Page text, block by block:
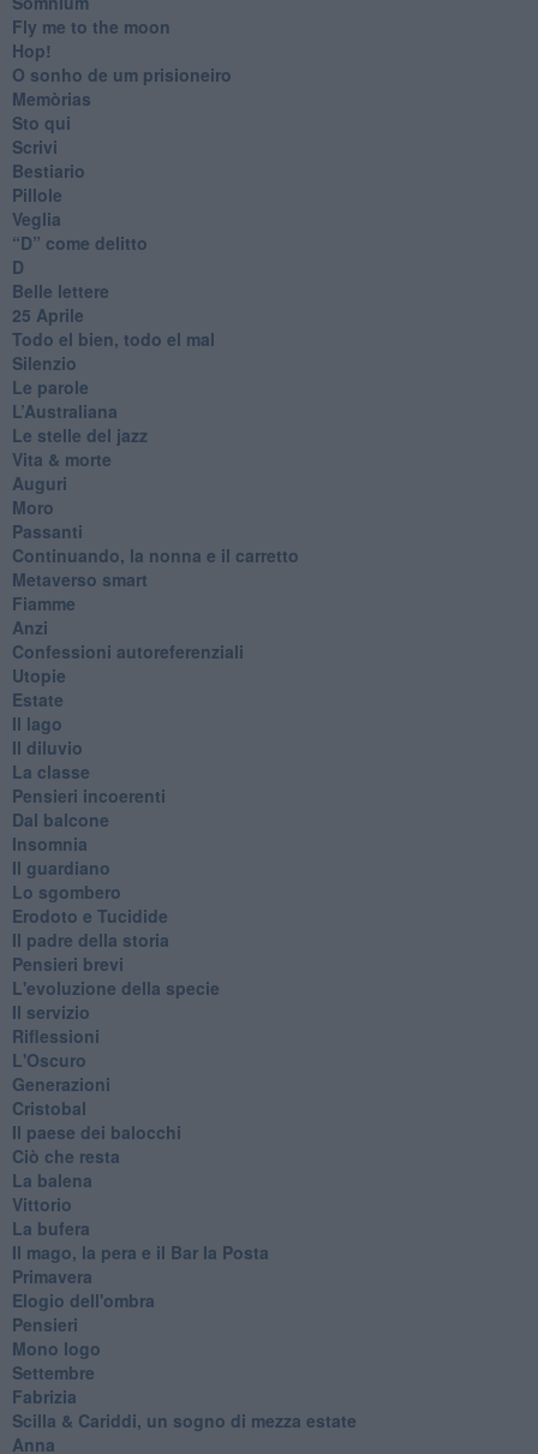
Fly me to the moon
Hop!
O sonho de um prisioneiro
Memòrias
Sto qui
Scrivi
Bestiario
Pillole
Veglia
​“D” come delitto
D
Belle lettere
25 Aprile
Todo el bien, todo el mal
Silenzio
Le parole
​L’Australiana
Le stelle del jazz
Vita & morte
Auguri
Moro
Passanti
Continuando, la nonna e il carretto
Metaverso smart
Fiamme
Anzi
Confessioni autoreferenziali
Utopie
Estate
Il lago
Il diluvio
La classe
Pensieri incoerenti
Dal balcone
Insomnia
Il guardiano
Lo sgombero
Erodoto e Tucidide
Il padre della storia
Pensieri brevi
L'evoluzione della specie
Il servizio
Riflessioni
L'Oscuro
Generazioni
Cristobal
Il paese dei balocchi
Ciò che resta
La balena
Vittorio
La bufera
Il mago, la pera e il Bar la Posta
Primavera
Elogio dell'ombra
Pensieri
Mono logo
Settembre
Fabrizia
​Scilla & Cariddi, un sogno di mezza estate
Anna